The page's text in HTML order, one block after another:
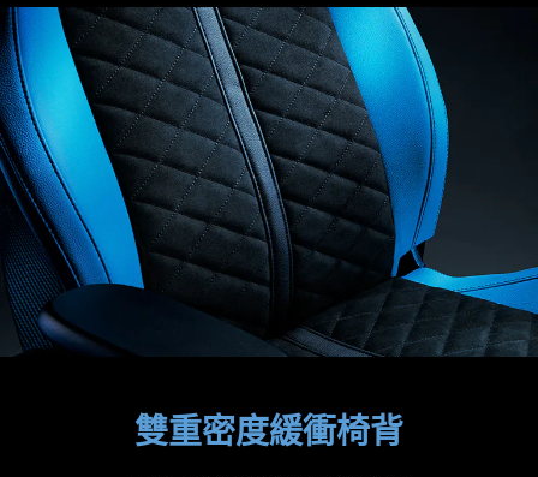
雙重密度緩衝椅背